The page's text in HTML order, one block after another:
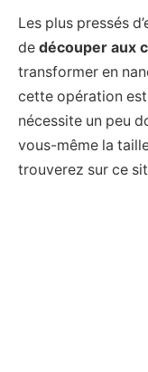
Les plus pressés
de découper aux
transformer en
cette opération
nécessite un peu
vous-même la
trouverez sur ce